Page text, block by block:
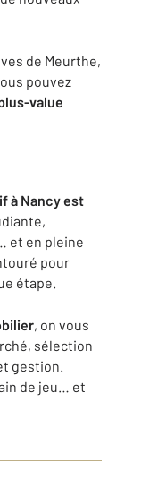
de Meurthe,
pouvez
value
à Nancy est
et en pleine
pour
étape.
, on vous
sélection
gestion.
de jeu… et